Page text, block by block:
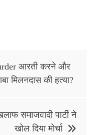
आरती करने और
मिलनदास की हत्या?
समाजवादी पार्टी ने
खोल दिया मोर्चा